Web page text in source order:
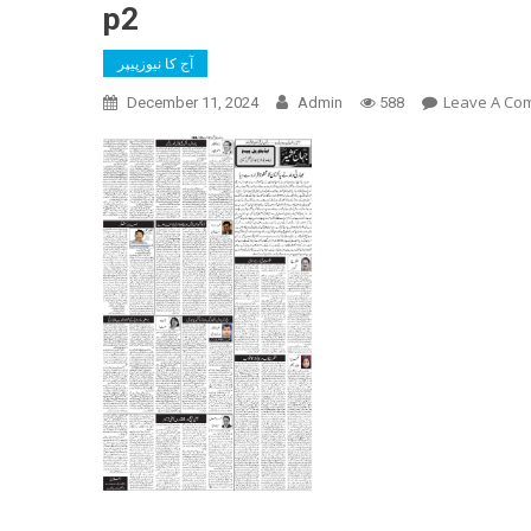
p2
آج کا نیوزپیپر
December 11, 2024 Admin 588 Leave A